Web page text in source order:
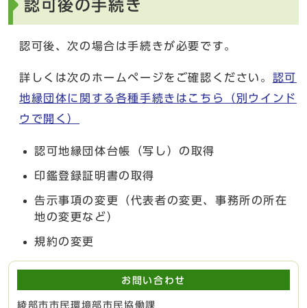
認可後の手続き
認可後、次の場合は手続きが必要です。
詳しくは次のホームページをご確認ください。 認可
地縁団体に関する各種手続きはこちら
（別ウインド
ウで開く）
認可地縁団体台帳（写し）の取得
印鑑登録証明書の取得
告示事項の変更（代表者の変更、事務所の所在
地の変更など）
規約の変更
お問い合わせ
綾部市市民環境部市民協働課